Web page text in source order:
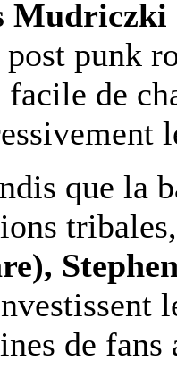
Mudriczki
punk
de
que la
de fans